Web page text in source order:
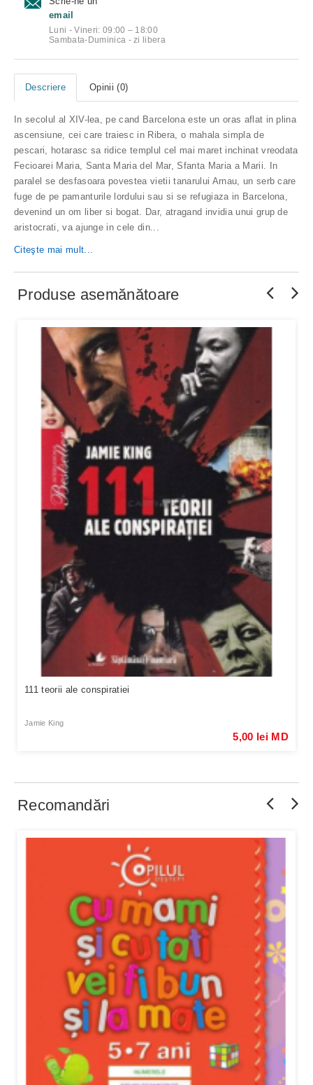
email
Luni - Vineri: 09:00 – 18:00
Sambata-Duminica - zi libera
Descriere Opinii (0)
In secolul al XIV-lea, pe cand Barcelona este un oras aflat in plina
ascensiune, cei care traiesc in Ribera, o mahala simpla de
pescari, hotarasc sa ridice templul cel mai maret inchinat vreodata
Fecioarei Maria, Santa Maria del Mar, Sfanta Maria a Marii. In
paralel se desfasoara povestea vietii tanarului Arnau, un serb care
fuge de pe pamanturile lordului sau si se refugiaza in Barcelona,
devenind un om liber si bogat. Dar, atragand invidia unui grup de
aristocrati, va ajunge in cele din...
Citeşte mai mult...
Produse asemănătoare
111 teorii ale conspiratiei
Jamie King
5,00 lei MD
Recomandări